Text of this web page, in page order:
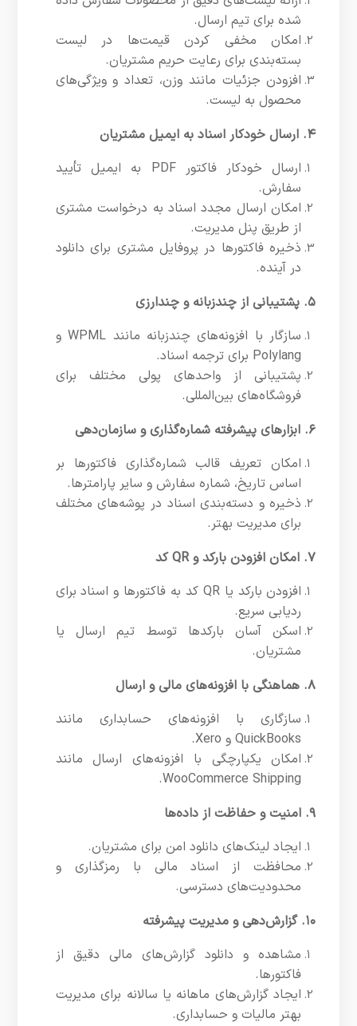
شده برای تیم ارسال.
امکان مخفی کردن قیمت‌ها در لیست
بسته‌بندی برای رعایت حریم مشتریان.
افزودن جزئیات مانند وزن، تعداد و ویژگی‌های
محصول به لیست.
۴. ارسال خودکار اسناد به ایمیل مشتریان
ارسال خودکار فاکتور PDF به ایمیل تأیید
سفارش.
امکان ارسال مجدد اسناد به درخواست مشتری
از طریق پنل مدیریت.
ذخیره فاکتورها در پروفایل مشتری برای دانلود
در آینده.
۵. پشتیبانی از چندزبانه و چندارزی
سازگار با افزونه‌های چندزبانه مانند WPML و
Polylang برای ترجمه اسناد.
پشتیبانی از واحدهای پولی مختلف برای
فروشگاه‌های بین‌المللی.
۶. ابزارهای پیشرفته شماره‌گذاری و سازمان‌دهی
امکان تعریف قالب شماره‌گذاری فاکتورها بر
اساس تاریخ، شماره سفارش و سایر پارامترها.
ذخیره و دسته‌بندی اسناد در پوشه‌های مختلف
برای مدیریت بهتر.
۷. امکان افزودن بارکد و QR کد
افزودن بارکد یا QR کد به فاکتورها و اسناد برای
ردیابی سریع.
اسکن آسان بارکدها توسط تیم ارسال یا
مشتریان.
۸. هماهنگی با افزونه‌های مالی و ارسال
سازگاری با افزونه‌های حسابداری مانند
QuickBooks و Xero.
امکان یکپارچگی با افزونه‌های ارسال مانند
WooCommerce Shipping.
۹. امنیت و حفاظت از داده‌ها
ایجاد لینک‌های دانلود امن برای مشتریان.
محافظت از اسناد مالی با رمزگذاری و
محدودیت‌های دسترسی.
۱۰. گزارش‌دهی و مدیریت پیشرفته
مشاهده و دانلود گزارش‌های مالی دقیق از
فاکتورها.
ایجاد گزارش‌های ماهانه یا سالانه برای مدیریت
بهتر مالیات و حسابداری.